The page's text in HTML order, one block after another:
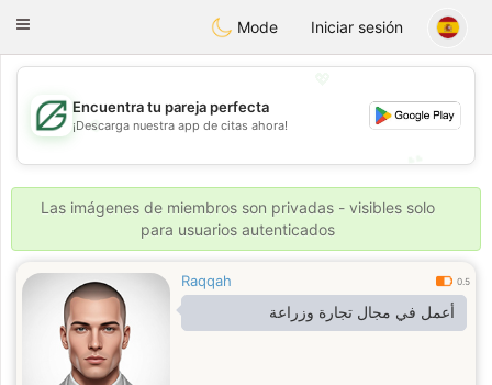
GulfDating
Toggle
Mode Iniciar sesión
💖
💕
Encuentra tu pareja perfecta
¡Descarga nuestra app de citas ahora!
Las imágenes de miembros son privadas - visibles solo
para usuarios autenticados
Raqqah 0.5
أعمل في مجال تجارة وزراعة